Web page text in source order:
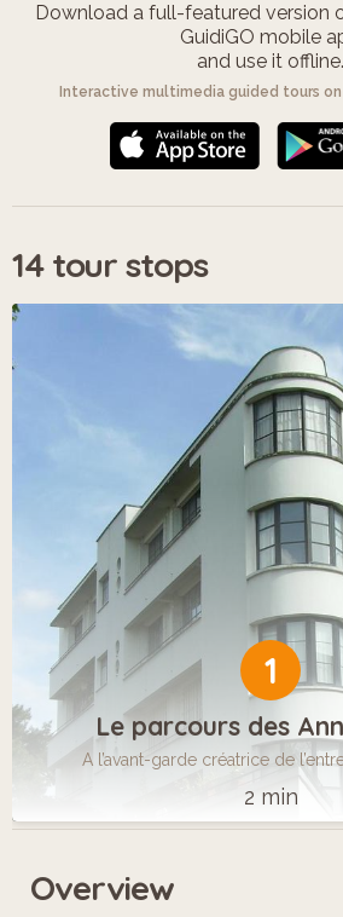
Download a full-featured version
GuidiGO mobile
and use it offline.
Interactive multimedia guided tours
14 tour stops
1
Le parcours des
A l’avant-garde créatrice de
2 min
Overview